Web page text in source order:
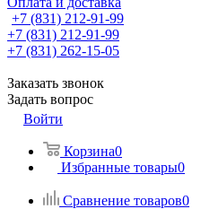
+7 (831) 212-91-99
+7 (831) 212-91-99
+7 (831) 262-15-05
Заказать звонок
Задать вопрос
Войти
Корзина0
Избранные товары0
Сравнение товаров0